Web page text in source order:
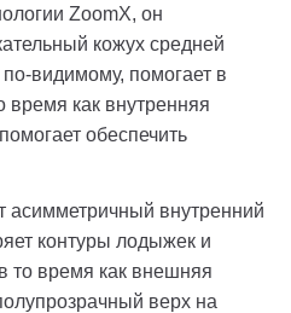
ZoomX, он
кожух средней
видимому, помогает в
время как внутренняя
обеспечить
асимметричный внутренний
контуры лодыжек и
то время как внешняя
верх на